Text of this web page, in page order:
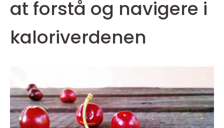
at forstå og navigere i
kaloriverdenen